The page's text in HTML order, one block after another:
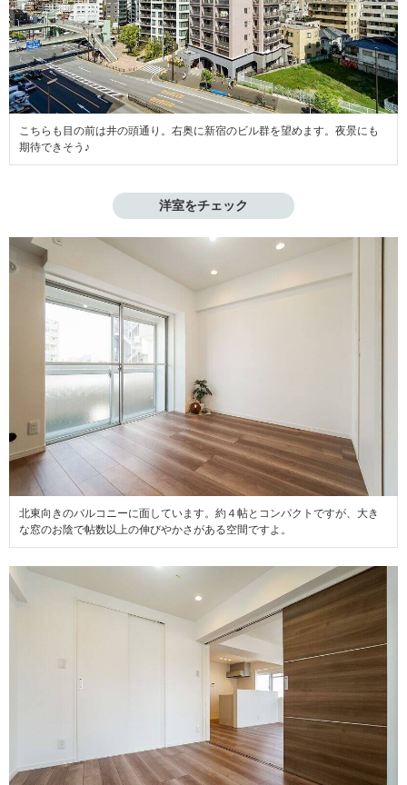
こちらも目の前は井の頭通り。右奥に新宿のビル群を望めます。夜景にも
期待できそう♪
洋室をチェック
北東向きのバルコニーに面しています。約４帖とコンパクトですが、大き
な窓のお陰で帖数以上の伸びやかさがある空間ですよ。